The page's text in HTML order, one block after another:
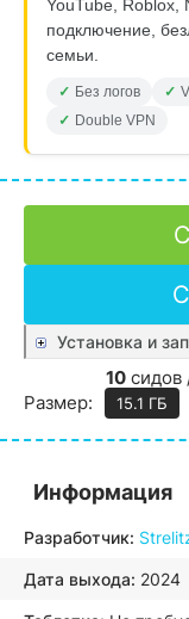
YouTube, Roblox,
подключение,
семьи.
Без логов
Double VPN
Установка и
10сидов
Размер:
15.1 ГБ
Информация
Разработчик:
Дата выхода: 2024